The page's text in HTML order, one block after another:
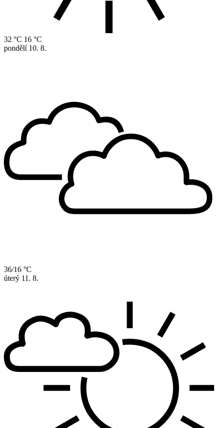
32 °C 16 °C
pondělí 10. 8.
36/16 °C
úterý 11. 8.